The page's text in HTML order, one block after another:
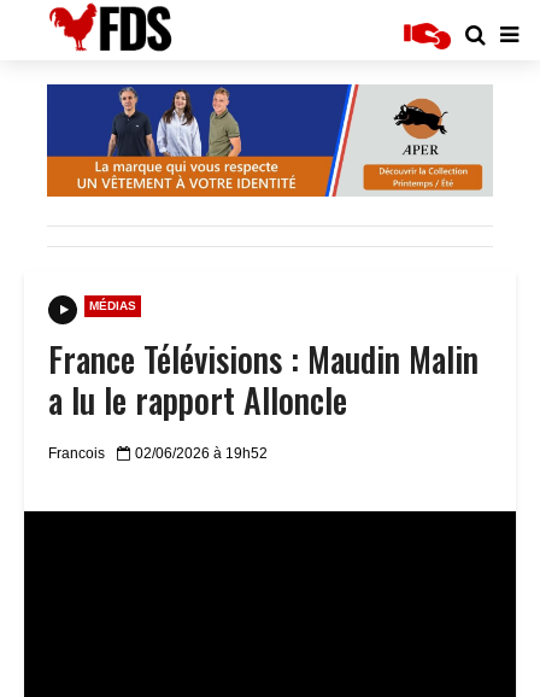
MÉDIAS
France Télévisions : Maudin Malin
a lu le rapport Alloncle
Francois 02/06/2026 à 19h52